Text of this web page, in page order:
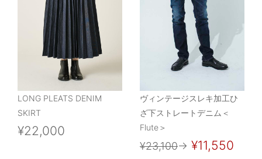
LONG PLEATS DENIM
SKIRT
¥22,000
ヴィンテージスレキ加工ひ
ざ下ストレートデニム＜
Flute＞
¥23,100→ ¥11,550